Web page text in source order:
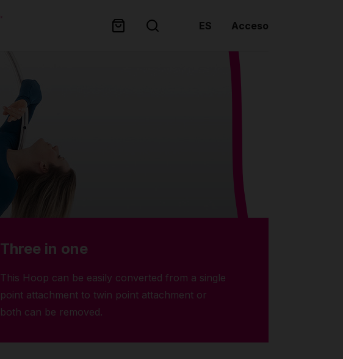
ES Acceso
Three in one
This Hoop can be easily converted from a single
point attachment to twin point attachment or
both can be removed.